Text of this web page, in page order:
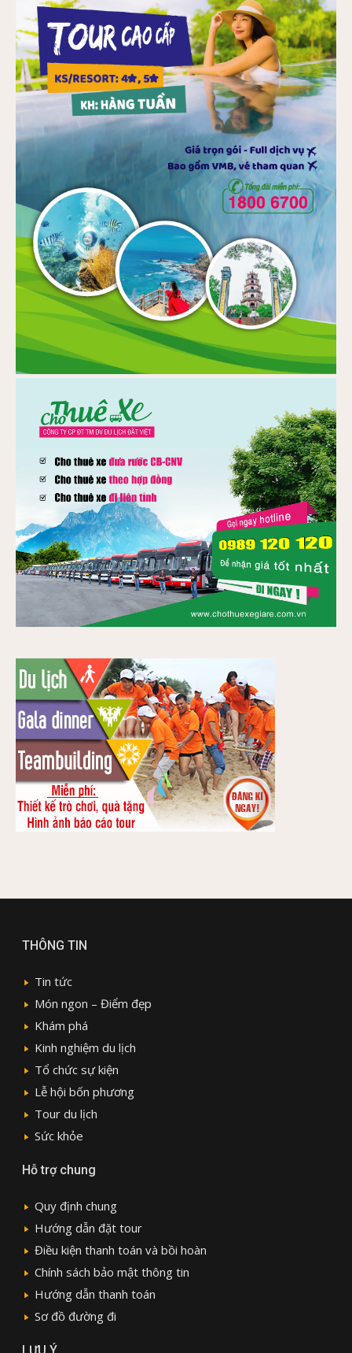
THÔNG TIN
Tin tức
Món ngon – Điểm đẹp
Khám phá
Kinh nghiệm du lịch
Tổ chức sự kiện
Lễ hội bốn phương
Tour du lịch
Sức khỏe
Hỗ trợ chung
Quy định chung
Hướng dẫn đặt tour
Điều kiện thanh toán và bồi hoàn
Chính sách bảo mật thông tin
Hướng dẫn thanh toán
Sơ đồ đường đi